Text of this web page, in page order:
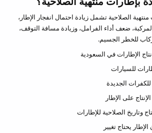
الصلاحية تشمل زيادة احتمال انفجار الإطار،
ضعف أداء الفرامل، وزيادة مسافة التوقف،
للخطر الجسيم.
الإطارات في السعودية
للسيارات
الجديدة
على الإطار
وتاريخ الصلاحية للإطارات
يحتاج تغيير